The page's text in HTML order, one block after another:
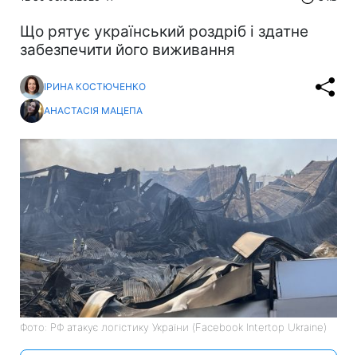
Що рятує український роздріб і здатне
забезпечити його виживання
ІРИНА КОСТЮЧЕНКО
АНАСТАСІЯ МАЦЕПА
Фото: РФ атакує логістику України (Facebook Intertop Ukraine)